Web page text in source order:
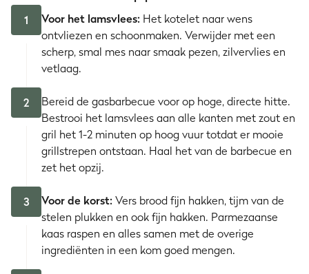
1 Voor het lamsvlees: Het kotelet naar wens
ontvliezen en schoonmaken. Verwijder met een
scherp, smal mes naar smaak pezen, zilvervlies en
vetlaag.
2
Bereid de gasbarbecue voor op hoge, directe hitte.
Bestrooi het lamsvlees aan alle kanten met zout en
gril het 1-2 minuten op hoog vuur totdat er mooie
grillstrepen ontstaan. Haal het van de barbecue en
zet het opzij.
3 Voor de korst: Vers brood fijn hakken, tijm van de
stelen plukken en ook fijn hakken. Parmezaanse
kaas raspen en alles samen met de overige
ingrediënten in een kom goed mengen.